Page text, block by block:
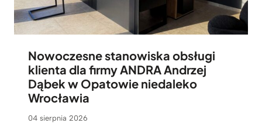
Nowoczesne stanowiska obsługi
klienta dla firmy ANDRA Andrzej
Dąbek w Opatowie niedaleko
Wrocławia
04 sierpnia 2026